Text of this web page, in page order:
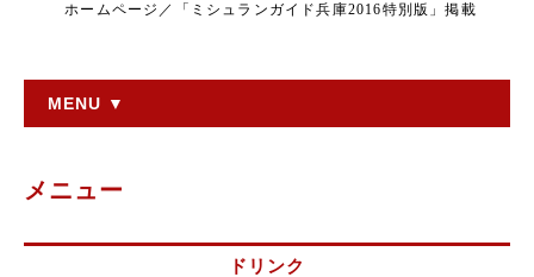
ホームページ／「ミシュランガイド兵庫2016特別版」掲載
MENU ▼
メニュー
ドリンク